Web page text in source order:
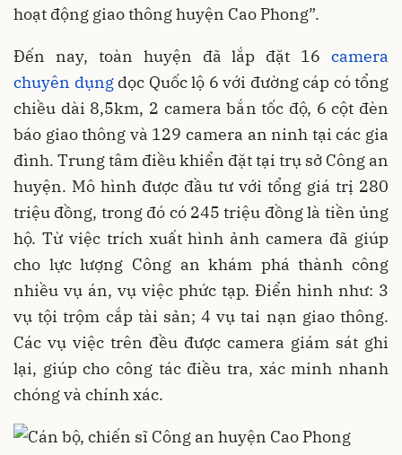
hoạt động giao thông huyện Cao Phong”.
Đến nay, toàn huyện đã lắp đặt 16 camera
chuyên dụngdọc Quốc lộ 6 với đường cáp có tổng
chiều dài 8,5km, 2 camera bắn tốc độ, 6 cột đèn
báo giao thông và 129 camera an ninh tại các gia
đình. Trung tâm điều khiển đặt tại trụ sở Công an
huyện. Mô hình được đầu tư với tổng giá trị 280
triệu đồng, trong đó có 245 triệu đồng là tiền ủng
hộ. Từ việc trích xuất hình ảnh camera đã giúp
cho lực lượng Công an khám phá thành công
nhiều vụ án, vụ việc phức tạp. Điển hình như: 3
vụ tội trộm cắp tài sản; 4 vụ tai nạn giao thông.
Các vụ việc trên đều được camera giám sát ghi
lại, giúp cho công tác điều tra, xác minh nhanh
chóng và chính xác.